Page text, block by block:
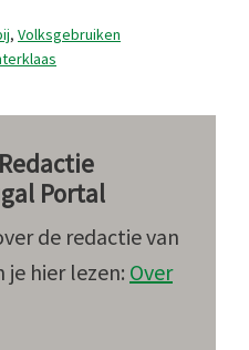
, Volksgebruiken
Redactie
Portal
de redactie van
hier lezen: Over